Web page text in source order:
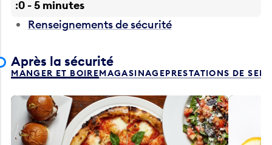
Renseignements de sécurité
MANGER ET BOIREMAGASINAGE